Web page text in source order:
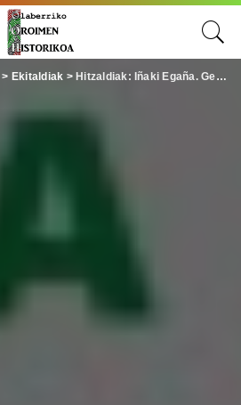
> Ekitaldiak > Hitzaldiak: Iñaki Egaña. Gerra zibilaren ondoriak Goierrin: frankismoaren errepresioa gerraostean